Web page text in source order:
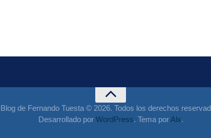
Blog de Fernando Tuesta © 2026. Todos los derechos
Desarrollado por WordPress. Tema porAlx.